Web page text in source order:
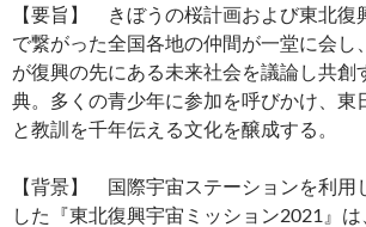
【要旨】 きぼうの桜計画および東北復
で繋がった全国各地の仲間が一堂に会し
が復興の先にある未来社会を議論し共創
典。多くの青少年に参加を呼びかけ、東
と教訓を千年伝える文化を醸成する。
【背景】 国際宇宙ステーションを利用
した『東北復興宇宙ミッション2021』